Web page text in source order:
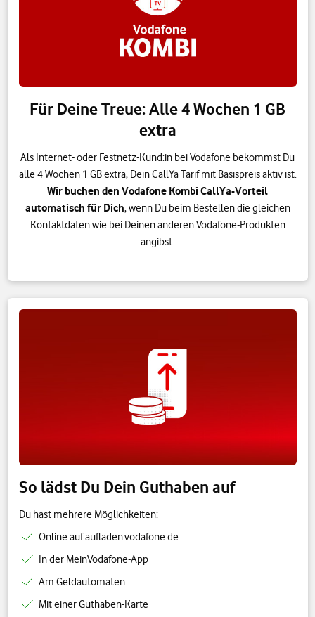
Für Deine Treue: Alle 4 Wochen 1 GB
extra
Als Internet- oder Festnetz-Kund:in bei Vodafone bekommst Du
alle 4 Wochen 1 GB extra, Dein CallYa Tarif mit Basispreis aktiv ist.
Wir buchen den Vodafone Kombi CallYa-Vorteil
automatisch für Dich, wenn Du beim Bestellen die gleichen
Kontaktdaten wie bei Deinen anderen Vodafone-Produkten
angibst.
So lädst Du Dein Guthaben auf
Du hast mehrere Möglichkeiten:
Online auf aufladen.vodafone.de
In der MeinVodafone-App
Am Geldautomaten
Mit einer Guthaben-Karte